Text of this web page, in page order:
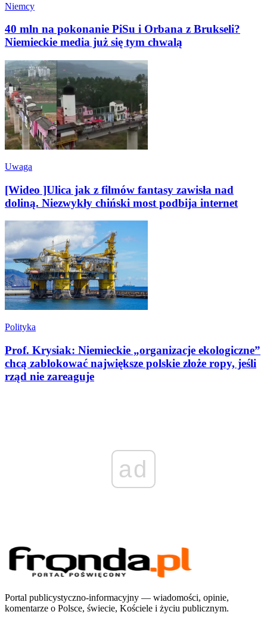
Niemcy
40 mln na pokonanie PiSu i Orbana z Brukseli?
Niemieckie media już się tym chwalą
Uwaga
[Wideo ]Ulica jak z filmów fantasy zawisła nad
doliną. Niezwykły chiński most podbija internet
Polityka
Prof. Krysiak: Niemieckie „organizacje ekologiczne”
chcą zablokować największe polskie złoże ropy, jeśli
rząd nie zareaguje
ad
Portal publicystyczno-informacyjny — wiadomości, opinie,
komentarze o Polsce, świecie, Kościele i życiu publicznym.